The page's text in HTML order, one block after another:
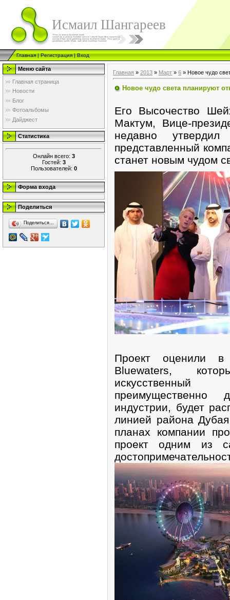
Исмаил Шангареев
Главная|Регистрация|Вход
Меню сайта
Главная страница
Новости
Блог
Фотоальбомы
Дайджест
Статистика
Онлайн всего: 3
Гостей: 3
Пользователей: 0
Форма входа
Поделиться
Поделиться…
Главная » 2013 » Март » 6 » Новое чудо
Новое чудо света планируют
Его Высочество
Мактум, Вице-
недавно
представленный
станет новым чудом
Проект оценили
Bluewaters,
преимущественно
индустрии, будет
линией района
планах компании
проект одним из